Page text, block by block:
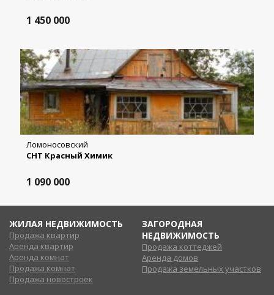
1 450 000
Ломоносовский
СНТ Красный Химик
1 090 000
ЖИЛАЯ НЕДВИЖИМОСТЬ
Продажа квартир
Аренда квартир
Аренда комнат
Продажа комнат
Продажа новостроек
ЗАГОРОДНАЯ
НЕДВИЖИМОСТЬ
Продажа коттеджей
Аренда домов
Продажа земельных участков